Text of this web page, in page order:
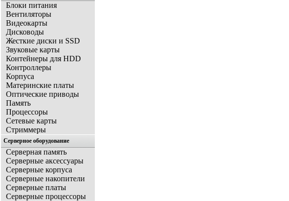
Блоки питания
Вентиляторы
Видеокарты
Дисководы
Жесткие диски и SSD
Звуковые карты
Контейнеры для HDD
Контроллеры
Корпуса
Материнские платы
Оптические приводы
Память
Процессоры
Сетевые карты
Стриммеры
Серверное оборудование
Серверная память
Серверные аксессуары
Серверные корпуса
Серверные накопители
Серверные платы
Серверные процессоры